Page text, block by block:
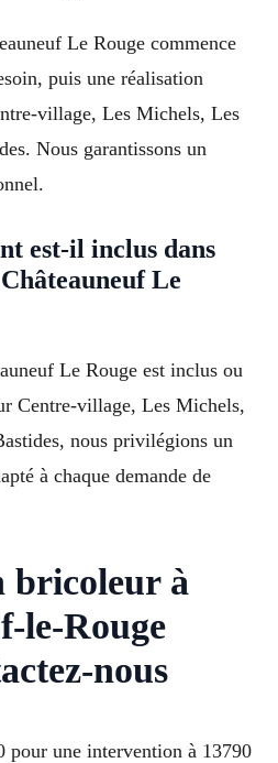
Le Rouge commence
puis une réalisation
village, Les Michels, Les
Nous garantissons un
est-il inclus dans
Le
Le Rouge est inclus ou
Centre-village, Les Michels,
nous privilégions un
à chaque demande de
bricoleur à
le-Rouge
nous
pour une intervention à 13790